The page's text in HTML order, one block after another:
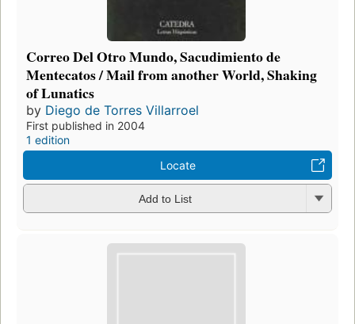
Correo Del Otro Mundo, Sacudimiento de
Mentecatos / Mail from another World, Shaking
of Lunatics
by Diego de Torres Villarroel
First published in 2004
1 edition
Locate
Add to List